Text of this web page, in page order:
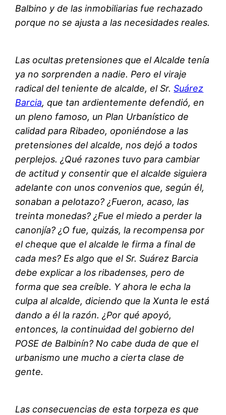
Balbino y de las inmobiliarias fue rechazado
porque no se ajusta a las necesidades reales.
Las ocultas pretensiones que el Alcalde tenía
ya no sorprenden a nadie. Pero el viraje
radical del teniente de alcalde, el Sr.Suárez
Barcia, que tan ardientemente defendió, en
un pleno famoso, un Plan Urbanístico de
calidad para Ribadeo, oponiéndose a las
pretensiones del alcalde, nos dejó a todos
perplejos. ¿Qué razones tuvo para cambiar
de actitud y consentir que el alcalde siguiera
adelante con unos convenios que, según él,
sonaban a pelotazo? ¿Fueron, acaso, las
treinta monedas? ¿Fue el miedo a perder la
canonjía? ¿O fue, quizás, la recompensa por
el cheque que el alcalde le firma a final de
cada mes? Es algo que el Sr. Suárez Barcia
debe explicar a los ribadenses, pero de
forma que sea creíble. Y ahora le echa la
culpa al alcalde, diciendo que la Xunta le está
dando a él la razón. ¿Por qué apoyó,
entonces, la continuidad del gobierno del
POSE de Balbinín? No cabe duda de que el
urbanismo une mucho a cierta clase de
gente.
Las consecuencias de esta torpeza es que